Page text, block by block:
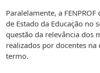
Paralelamente, a
de Estado da Educação no
questão da relevância dos
realizados por docentes
termo.